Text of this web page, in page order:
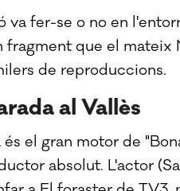
fer-se o no en
que el mateix
de reproduccions.
al Vallès
el gran motor de
absolut. L'actor